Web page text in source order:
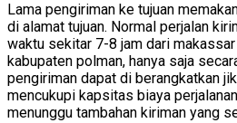
Lama pengiriman ke tujuan
di alamat tujuan. Normal perjalan
waktu sekitar 7-8 jam dari
kabupaten polman, hanya saja
pengiriman dapat di berangkatkan
mencukupi kapsitas biaya
menunggu tambahan kiriman yang